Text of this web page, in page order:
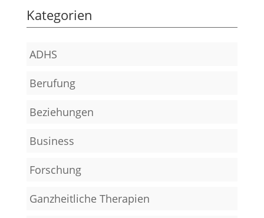
Kategorien
ADHS
Berufung
Beziehungen
Business
Forschung
Ganzheitliche Therapien